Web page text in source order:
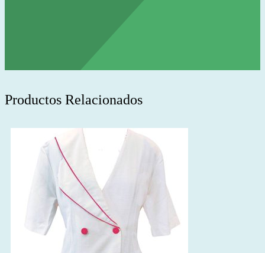
Productos Relacionados